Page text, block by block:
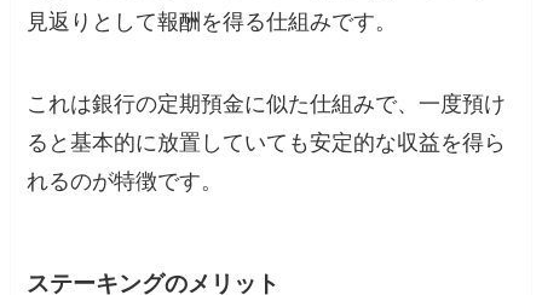
見返りとして報酬を得る仕組みです。
これは銀行の定期預金に似た仕組みで、一度預け
ると基本的に放置していても安定的な収益を得ら
れるのが特徴です。
ステーキングのメリット